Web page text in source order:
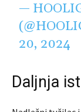
—
20, 2024
Daljnja